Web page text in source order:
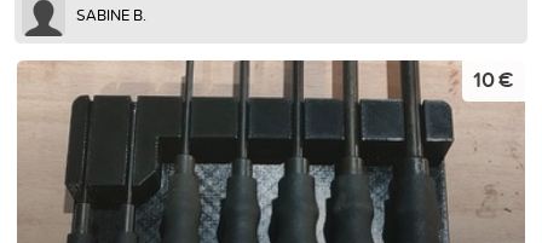
SABINE B.
10 €